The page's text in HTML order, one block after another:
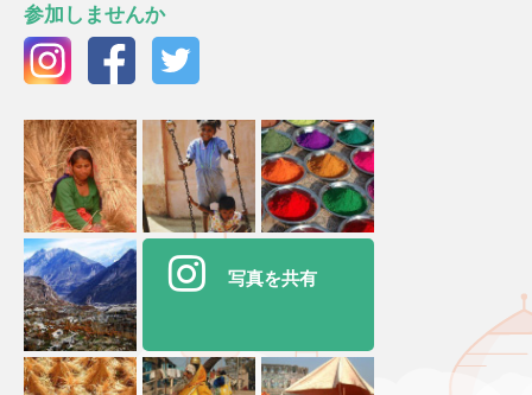
参加しませんか
写真を共有